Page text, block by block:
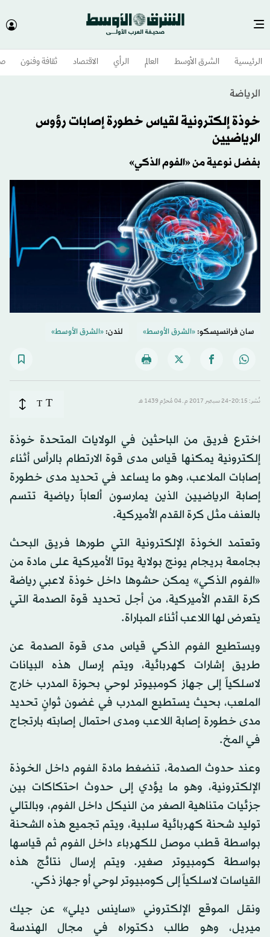
الرئيسية الشرق الأوسط​ العالم الرأي الاقتصاد ثقافة وفنون
الرياضة
خوذة إلكترونية لقياس خطورة إصابات رؤوس
الرياضيين
بفضل نوعية من «الفوم الذكي»
سان فرانسيسكو:«الشرق الأوسط» لندن:«الشرق الأوسط»
نُشر: 20:15-24 سبتمبر 2017 م ـ 04 مُحرَّم 1439 هـ T
T
اخترع فريق من الباحثين في الولايات المتحدة خوذة
إلكترونية يمكنها قياس مدى قوة الارتطام بالرأس أثناء
إصابات الملاعب، وهو ما يساعد في تحديد مدى خطورة
إصابة الرياضيين الذين يمارسون ألعاباً رياضية تتسم
بالعنف مثل كرة القدم الأميركية.
وتعتمد الخوذة الإلكترونية التي طورها فريق البحث
بجامعة بريجام يونج بولاية يوتا الأميركية على مادة من
«الفوم الذكي» يمكن حشوها داخل خوذة لاعبي رياضة
كرة القدم الأميركية، من أجل تحديد قوة الصدمة التي
يتعرض لها اللاعب أثناء المباراة.
ويستطيع الفوم الذكي قياس مدى قوة الصدمة عن
طريق إشارات كهربائية، ويتم إرسال هذه البيانات
لاسلكياً إلى جهاز كومبيوتر لوحي بحوزة المدرب خارج
الملعب، بحيث يستطيع المدرب في غضون ثوانٍ تحديد
مدى خطورة إصابة اللاعب ومدى احتمال إصابته بارتجاج
في المخ.
وعند حدوث الصدمة، تنضغط مادة الفوم داخل الخوذة
الإلكترونية، وهو ما يؤدي إلى حدوث احتكاكات بين
جزئيات متناهية الصغر من النيكل داخل الفوم، وبالتالي
توليد شحنة كهربائية سلبية، ويتم تجميع هذه الشحنة
بواسطة قطب موصل للكهرباء داخل الفوم ثم قياسها
بواسطة كومبيوتر صغير. ويتم إرسال نتائج هذه
القياسات لاسلكياً إلى كومبيوتر لوحي أو جهاز ذكي.
ونقل الموقع الإلكتروني «ساينس ديلي» عن جيك
ميريل، وهو طالب دكتوراه في مجال الهندسة